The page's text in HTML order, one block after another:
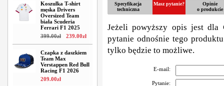
Koszulka T-shirt
męska Drivers
Oversized Team
biała Scuderia
Ferrari F1 2025
399.00zł 239.00zł
Czapka z daszkiem
Team Max
Verstappen Red Bull
Racing F1 2026
209.00zł
Specyfikacja
techniczna
Masz pytanie?
Opinie
o produkcie
Jeżeli powyższy opis jest dla
pytanie odnośnie tego
tylko będzie to możliwe.
E-mail:
Pytanie: